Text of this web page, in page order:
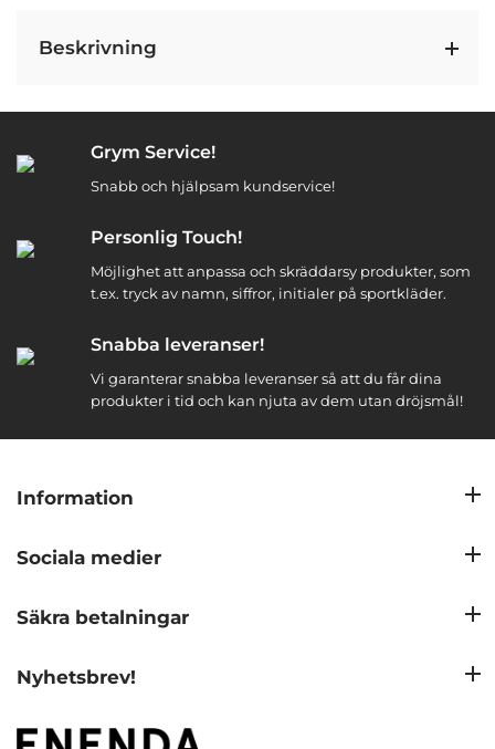
Beskrivning
Grym Service!
Snabb och hjälpsam kundservice!
Personlig Touch!
Möjlighet att anpassa och skräddarsy produkter, som
t.ex. tryck av namn, siffror, initialer på sportkläder.
Snabba leveranser!
Vi garanterar snabba leveranser så att du får dina
produkter i tid och kan njuta av dem utan dröjsmål!
Information
Sociala medier
Säkra betalningar
Nyhetsbrev!